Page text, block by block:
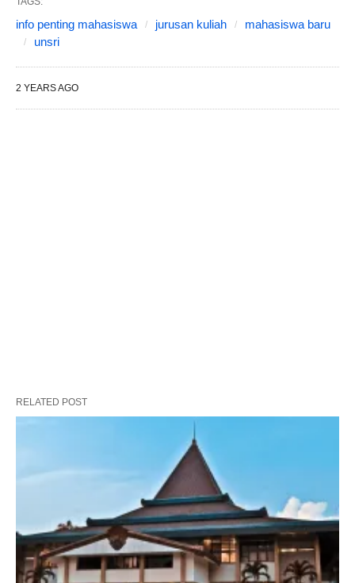
info penting mahasiswa jurusan kuliah
mahasiswa baru
unsri
2 YEARS AGO
RELATED POST